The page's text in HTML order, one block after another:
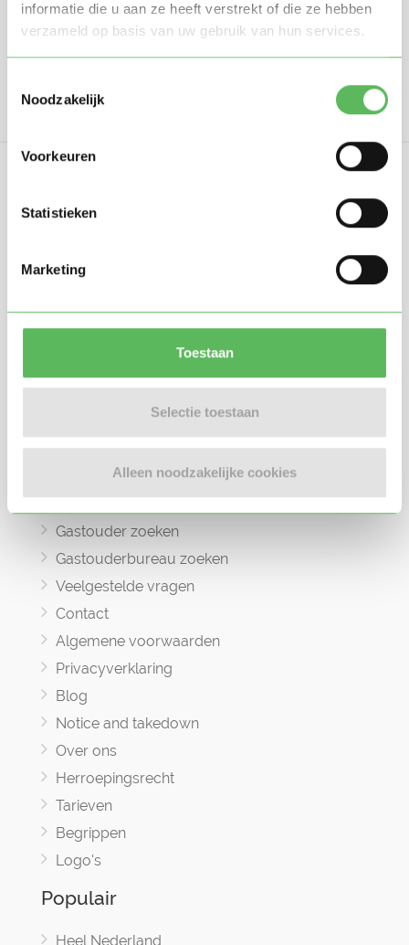
informatie die u aan ze heeft verstrekt of die ze hebben
verzameld op basis van uw gebruik van hun services.
Noodzakelijk
Voorkeuren
Statistieken
Marketing
Toestaan
Selectie toestaan
Alleen noodzakelijke cookies
Gratis aanmelden
in 2017, bedoeld om ouders, oppassers en
brengen.
Informatie
Oppas zoeken
Gastouder zoeken
Gastouderbureau zoeken
Veelgestelde vragen
Contact
Algemene voorwaarden
Privacyverklaring
Blog
Notice and takedown
Over ons
Herroepingsrecht
Tarieven
Begrippen
Logo's
Populair
Heel Nederland